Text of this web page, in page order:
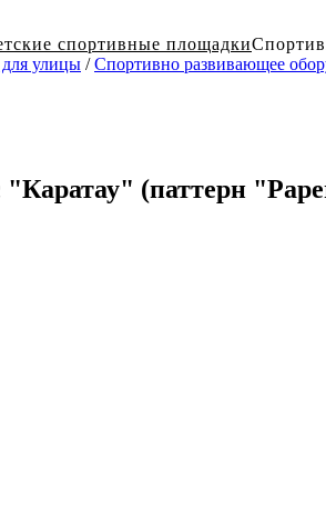
спортивные площадки
улицы /Спортивно развивающее
(паттерн